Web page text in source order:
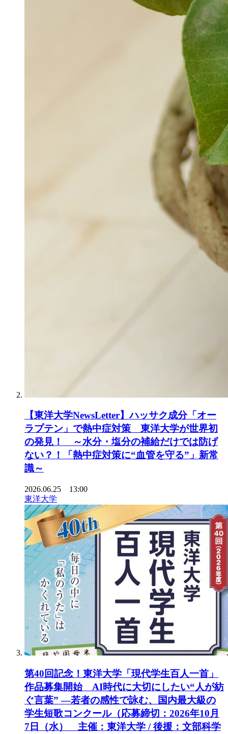
【東洋大学NewsLetter】ハッサク成分「オー
ラプテン」で熱中症対策 東洋大学が世界初
の発見！ ～水分・塩分の補給だけでは防げ
ない？！「熱中症対策に“血管を守る”」新常
識～
2026.06.25 13:00
東洋大学
第40回記念！東洋大学「現代学生百人一首」
作品募集開始 AI時代に大切にしたい“人が紡
ぐ言葉” ―若者の感性で詠む、国内最大級の
学生短歌コンクール（応募締切：2026年10月
7日（水） 主催：東洋大学 / 後援：文部科学